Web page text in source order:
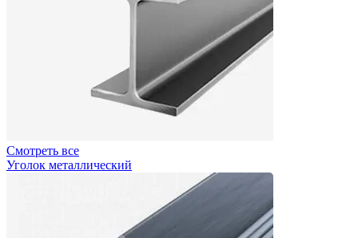
Смотреть все
Уголок металлический